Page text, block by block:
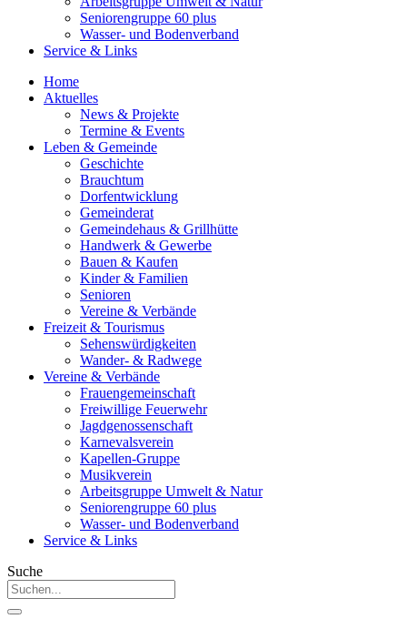
Seniorengruppe 60 plus
Wasser- und Bodenverband
Service & Links
Home
Aktuelles
News & Projekte
Termine & Events
Leben & Gemeinde
Geschichte
Brauchtum
Dorfentwicklung
Gemeinderat
Gemeindehaus & Grillhütte
Handwerk & Gewerbe
Bauen & Kaufen
Kinder & Familien
Senioren
Vereine & Verbände
Freizeit & Tourismus
Sehenswürdigkeiten
Wander- & Radwege
Vereine & Verbände
Frauengemeinschaft
Freiwillige Feuerwehr
Jagdgenossenschaft
Karnevalsverein
Kapellen-Gruppe
Musikverein
Arbeitsgruppe Umwelt & Natur
Seniorengruppe 60 plus
Wasser- und Bodenverband
Service & Links
Suche